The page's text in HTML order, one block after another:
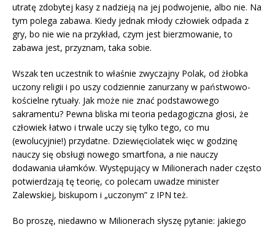
utratę zdobytej kasy z nadzieją na jej podwojenie, albo nie. Na
tym polega zabawa. Kiedy jednak młody człowiek odpada z
gry, bo nie wie na przykład, czym jest bierzmowanie, to
zabawa jest, przyznam, taka sobie.
Wszak ten uczestnik to właśnie zwyczajny Polak, od żłobka
uczony religii i po uszy codziennie zanurzany w państwowo-
kościelne rytuały. Jak może nie znać podstawowego
sakramentu? Pewna bliska mi teoria pedagogiczna głosi, że
człowiek łatwo i trwale uczy się tylko tego, co mu
(ewolucyjnie!) przydatne. Dziewięciolatek więc w godzinę
nauczy się obsługi nowego smartfona, a nie nauczy
dodawania ułamków. Występujący w Milionerach nader często
potwierdzają tę teorię, co polecam uwadze minister
Zalewskiej, biskupom i „uczonym” z IPN też.
Bo proszę, niedawno w Milionerach słyszę pytanie: jakiego